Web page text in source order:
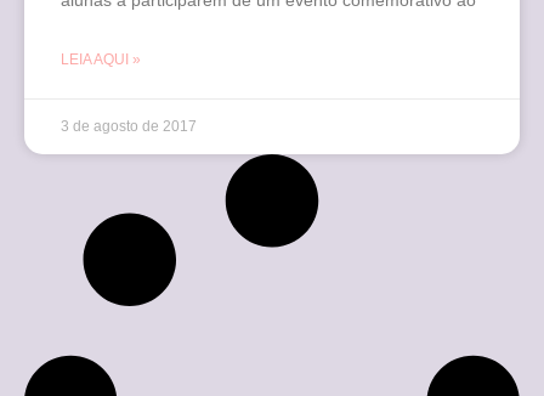
LEIA AQUI »
3 de agosto de 2017